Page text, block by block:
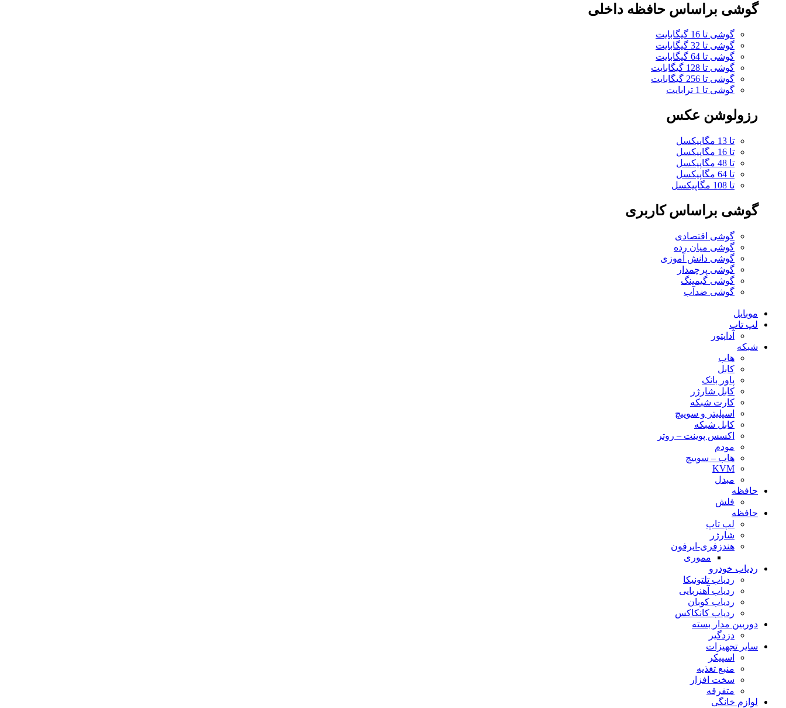
گوشی براساس حافظه داخلی
گوشی تا 16 گیگابایت
گوشی تا 32 گیگابایت
گوشی تا 64 گیگابایت
گوشی تا 128 گیگابایت
گوشی تا 256 گیگابایت
گوشی تا 1 ترابایت
رزولوشن عکس
تا 13 مگاپیکسل
تا 16 مگاپیکسل
تا 48 مگاپیکسل
تا 64 مگاپیکسل
تا 108 مگاپیکسل
گوشی براساس کاربری
گوشی اقتصادی
گوشی میان رده
گوشی دانش آموزی
گوشی پرچمدار
گوشی گیمینگ
گوشی ضدآب
موبایل
لپ تاپ
آداپتور
شبکه
هاب
کابل
پاور بانک
کابل شارژر
کارت شبکه
اسپلیتر و سوییچ
کابل شبکه
اکسس پوینت – روتر
مودم
هاب – سوییچ
KVM
مبدل
حافظه
فلش
حافظه
لپ تاپ
شارژر
هندزفری-ایرفون
مموری
ردیاب خودرو
ردیاب تلتونیکا
ردیاب آهنربایی
ردیاب کوبان
ردیاب کانکاکس
دوربین مدار بسته
دزدگیر
سایر تجهیزات
اسپیکر
منبع تغذیه
سخت افزار
متفرقه
لوازم خانگی